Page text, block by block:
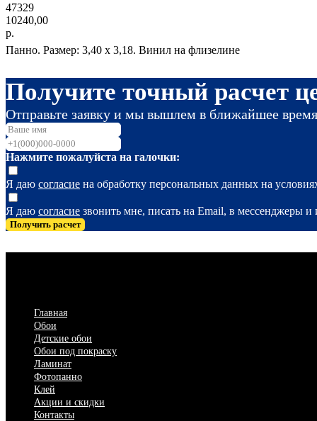
47329
10240,00
р.
Панно. Размер: 3,40 x 3,18. Винил на флизелине
Получите точный расчет
Отправьте заявку и мы вышлем в ближайшее время
Нажмите пожалуйста на галочки:
Я даю согласие на обработку персональных данных на
Я даю согласие звонить мне, писать на Email, в мессенджеры
Получить расчет
Главная
Обои
Детские обои
Обои под покраску
Ламинат
Фотопанно
Клей
Акции и скидки
Контакты